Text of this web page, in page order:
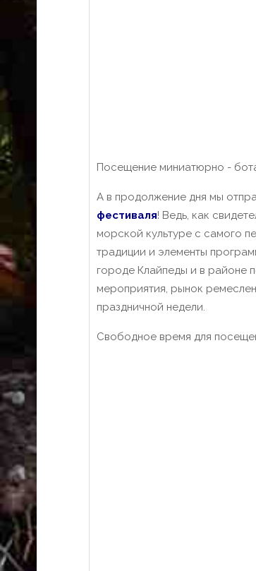
Посещение миниатюрно -
А в продолжение дня мы
фестиваля! Ведь, как
морской культуре с самого
традиции и элементы
городе Клайпеды и в районе
мероприятия, рынок
праздничной недели.
Свободное время для